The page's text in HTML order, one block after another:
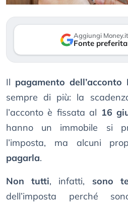
Aggiungi
Fonte
Il pagamento dell’acconto
sempre di più: la
l’acconto è fissata al 16
hanno un immobile si
l’imposta, ma alcuni
pagarla.
Non tutti, infatti, sono
dell’imposta perché